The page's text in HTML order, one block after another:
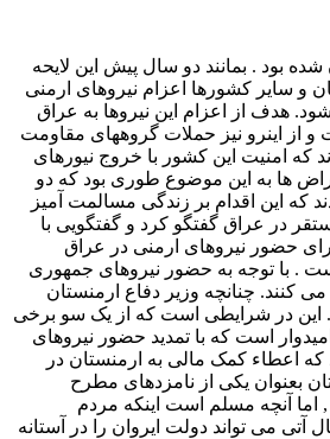
کشور عنوان شده بود . بمانند دو سال پیش این لایحه
و سایر کشورها اعزام نیروهای ارمنی
هدف از اعزام این نیروها به عراق
از اینرو نیز حملات گروههای مقاومت
که امنیت این کشور با خروج نیورهای
ها به این موضوع طوری بود که دو
که این اقدام بر زندگی مسالمت آمیز
در عراق گفتگو کرد و گفتگویی با
حضور نیروهای ارمنی در عراق
. با توجه به حضور نیروهای جمهوری
کنند. چنانچه وزیر دفاع ارمنستان
این در شرایطی است که از یک سو برخی
است که با تمدید حضور نیروهای
اعطاء کمک مالی به ارمنستان در
بعنوان یکی از نامزدهای مطرح
اما آنچه مسلم است اینکه مردم
می تواند دولت ایروان را در آستانه